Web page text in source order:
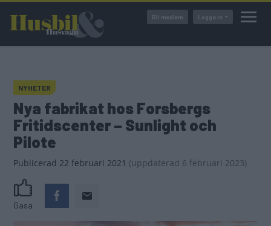
huvudinnehåll
Bli medlem Logga in
NYHETER
Nya fabrikat hos Forsbergs
Fritidscenter – Sunlight och
Pilote
Publicerad 22 februari 2021 (uppdaterad 6 februari 2023)
Gasa